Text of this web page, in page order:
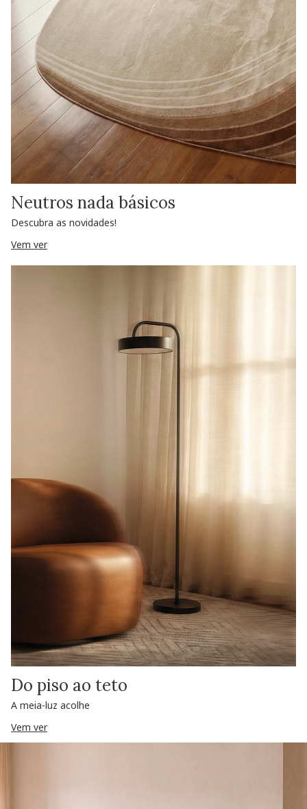
Neutros nada básicos
Descubra as novidades!
Vem ver
Do piso ao teto
A meia-luz acolhe
Vem ver